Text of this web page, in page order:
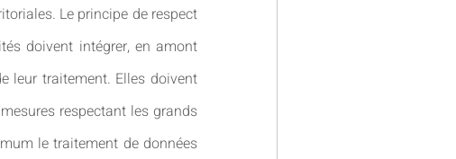
Le principe de respect
doivent intégrer, en amont
leur traitement. Elles doivent
respectant les grands
le traitement de données